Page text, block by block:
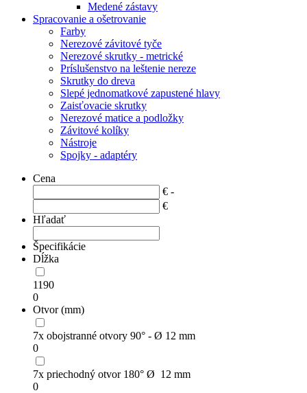
Medené zástavy
Spracovanie a ošetrovanie
Farby
Nerezové závitové tyče
Nerezové skrutky - metrické
Príslušenstvo na leštenie nereze
Skrutky do dreva
Slepé jednomatkové zapustené hlavy
Zaisťovacie skrutky
Nerezové matice a podložky
Závitové kolíky
Nástroje
Spojky - adaptéry
Cena
€ -
€
Hľadať
Špecifikácie
Dĺžka
1190
0
Otvor (mm)
7x obojstranné otvory 90° - Ø 12 mm
0
7x priechodný otvor 180° Ø 12 mm
0